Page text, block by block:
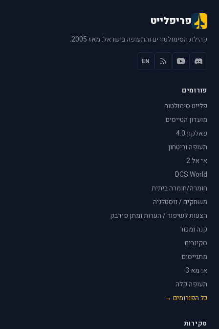
פריפלייט
קהילת הסימולטורים והתעופה בישראל. מאז 2005.
EN
פורומים
פלייט סימולטור
מועדון הטייסים
פאלקון 4.0
תעופה וביטחון
אי אל 2
DCS World
חומרה/חומרה ביתית
משחקים / נוסטלגיה
הצעות לשיפור / הערות ומתן פידבק
קנה ומכור
סקינרים
מתגייסים
ארמא 3
תעופה קלה
כל הפורומים →
סקירות